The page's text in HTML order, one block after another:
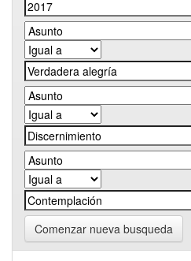
Comenzar nueva busqueda